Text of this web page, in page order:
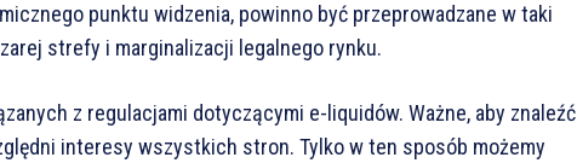
punktu widzenia, powinno być przeprowadzane w taki
strefy i marginalizacji legalnego rynku.
z regulacjami dotyczącymi e-liquidów. Ważne, aby znaleźć
interesy wszystkich stron. Tylko w ten sposób możemy